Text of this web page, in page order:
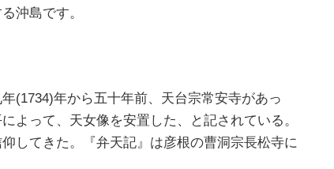
沖島です。
(1734)年から五十年前、天台宗常安寺があっ
よって、天女像を安置した、と記されている。
してきた。『弁天記』は彦根の曹洞宗長松寺に